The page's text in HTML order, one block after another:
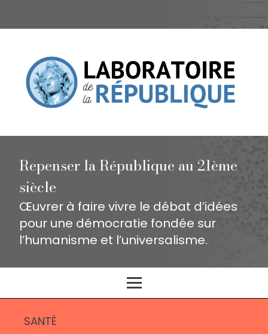
Repenser la République au 21ème
siècle
Œuvrer à faire vivre le débat d’idées
pour une démocratie fondée sur
l’humanisme et l’universalisme.
SANTÉ